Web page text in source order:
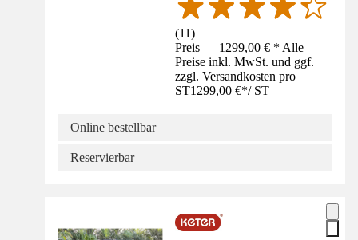
(11)
Preis — 1299,00 € * Alle
Preise inkl. MwSt. und ggf.
zzgl. Versandkosten pro
ST1299,00 €*/ ST
Online bestellbar
Reservierbar